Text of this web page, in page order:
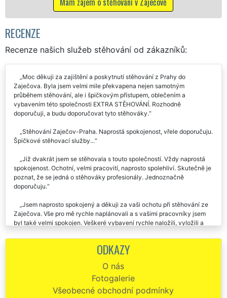
Mám zájem o stěhovací služby v Zaječově
RECENZE
Recenze našich služeb stěhování od zákazníků:
Moc děkuji za zajištění a poskytnutí stěhování z Prahy do
Zaječova. Byla jsem velmi mile překvapena nejen samotným
průběhem stěhování, ale i špičkovým přístupem, oblečením a
vybavením této společnosti EXTRA STĚHOVÁNÍ. Rozhodně
Stěhování Zaječov-Praha. Naprostá spokojenost, vřele doporučuju.
Již dvakrát jsem se stěhovala s touto společností. Vždy naprostá
spokojenost. Ochotní, velmi pracovití, naprosto spolehliví. Skutečně je
poznat, že se jedná o stěhováky profesionály. Jednoznačně
Jsem naprosto spokojený a děkuji za vaši ochotu při stěhování ze
Zaječova. Vše pro mě rychle naplánovali a s vašimi pracovníky jsem
ještě mě dovezli zpět k mému autu. Moc děkuji.
Děkuji za profesionální přístup a velkou pomoc. Stěhování ze
Zaječova do Prahy proběhlo hladce a cena byla více než příznivá.
ODKAZY
O nás
Fotogalerie